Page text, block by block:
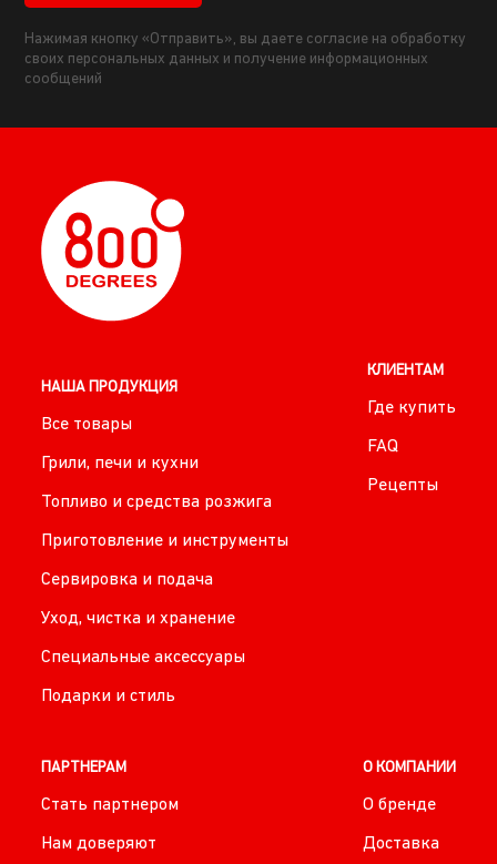
Нажимая кнопку «Отправить», вы даете согласие на обработку
своих персональных данных и получение информационных
сообщений
НАША ПРОДУКЦИЯ
Все товары
Грили, печи и кухни
Топливо и средства розжига
Приготовление и инструменты
Сервировка и подача
Уход, чистка и хранение
Специальные аксессуары
Подарки и стиль
КЛИЕНТАМ
Где купить
FAQ
Рецепты
ПАРТНЕРАМ
Стать партнером
Нам доверяют
О КОМПАНИИ
О бренде
Доставка